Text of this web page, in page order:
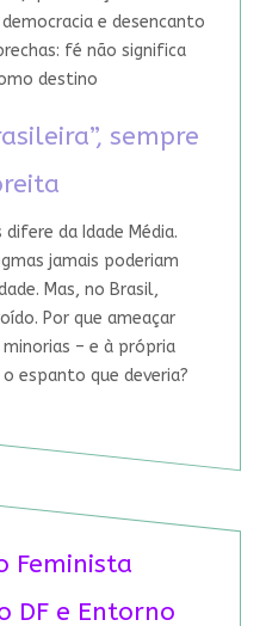
e desencanto
fé não significa
destino
sempre
da Idade Média.
jamais poderiam
Mas, no Brasil,
Por que ameaçar
– e à própria
espanto que deveria?
Feminista
DF e Entorno